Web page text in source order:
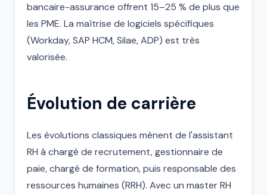
bancaire-assurance offrent 15–25 % de plus que
les PME. La maîtrise de logiciels spécifiques
(Workday, SAP HCM, Silae, ADP) est très
valorisée.
Évolution de carrière
Les évolutions classiques mènent de l'assistant
RH à chargé de recrutement, gestionnaire de
paie, chargé de formation, puis responsable des
ressources humaines (RRH). Avec un master RH